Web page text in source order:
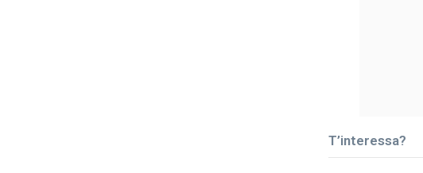
T’interessa?